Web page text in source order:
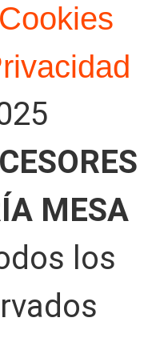
MESA
los